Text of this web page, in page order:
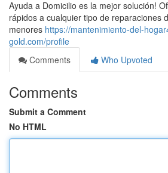
Ayuda a Domicilio es la mejor solución!
rápidos a cualquier tipo de reparaciones
menores https://mantenimiento-del-
gold.com/profile
Comments
Who Upvoted
Comments
Submit a Comment
No HTML